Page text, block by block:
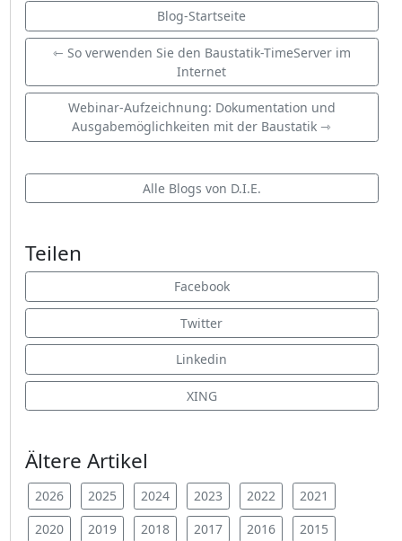
Blog-Startseite
⇽ So verwenden Sie den Baustatik-TimeServer im
Internet
Webinar-Aufzeichnung: Dokumentation und
Ausgabemöglichkeiten mit der Baustatik ⇾
Alle Blogs von D.I.E.
Teilen
Facebook
Twitter
Linkedin
XING
Ältere Artikel
2026 2025 2024 2023 2022
2021
2020
2019 2018 2017 2016 2015